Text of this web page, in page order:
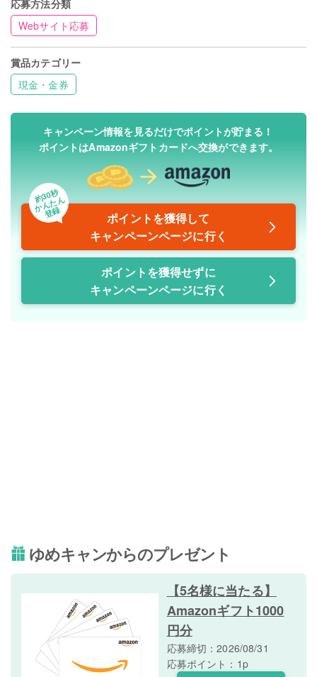
応募方法分類
Webサイト応募
賞品カテゴリー
現金・金券
キャンペーン情報を見るだけでポイントが貯まる！
ポイントはAmazonギフトカードへ交換ができます。
約30秒
かんたん
登録
ポイントを獲得して
キャンペーンページに行く
ポイントを獲得せずに
キャンペーンページに行く
ゆめキャンからのプレゼント
【5名様に当たる】
Amazonギフト1000
円分
応募締切：2026/08/31
応募ポイント：1p